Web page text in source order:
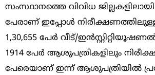
സംസ്ഥാനത്തെ വിവിധ ജില്ലകളിലായി
പേരാണ് ഇപ്പോള്‍
1,30,655 പേര്‍ വീട്/
1914 പേര്‍ ആശുപത്രികളിലും
പേരെയാണ് ഇന്ന് ആശുപത്രിയില്‍